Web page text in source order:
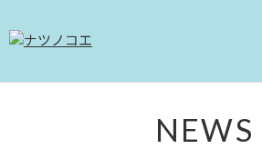
NEWS